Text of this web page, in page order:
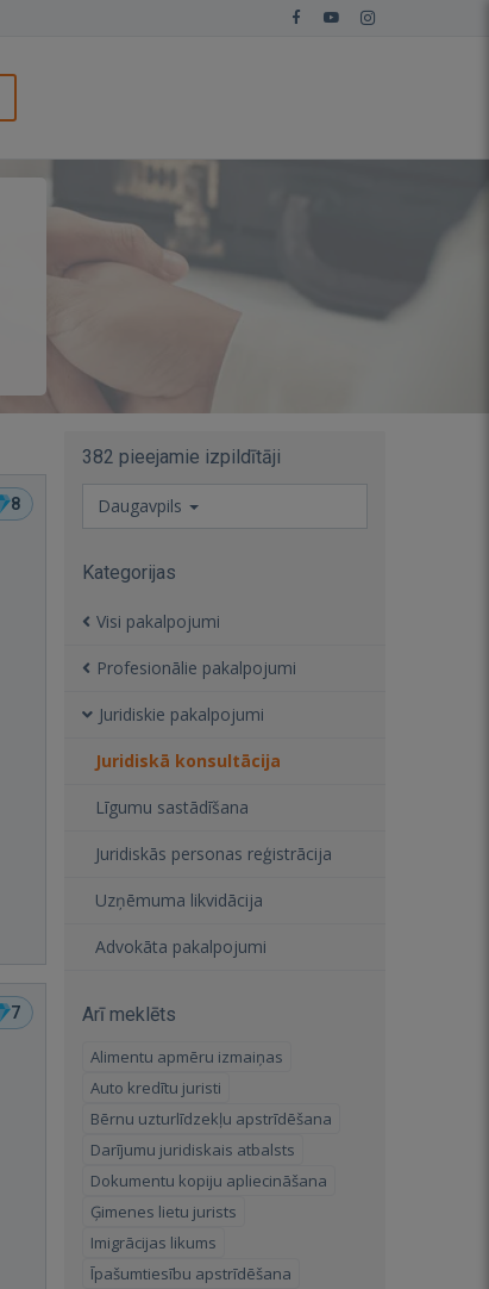
8
7
382 pieejamie izpildītāji
Daugavpils
Kategorijas
Visi pakalpojumi
Profesionālie pakalpojumi
Juridiskie pakalpojumi
Juridiskā konsultācija
Līgumu sastādīšana
Juridiskās personas reģistrācija
Uzņēmuma likvidācija
Advokāta pakalpojumi
Arī meklēts
Alimentu apmēru izmaiņas
Auto kredītu juristi
Bērnu uzturlīdzekļu apstrīdēšana
Darījumu juridiskais atbalsts
Dokumentu kopiju apliecināšana
Ģimenes lietu jurists
Imigrācijas likums
Īpašumtiesību apstrīdēšana